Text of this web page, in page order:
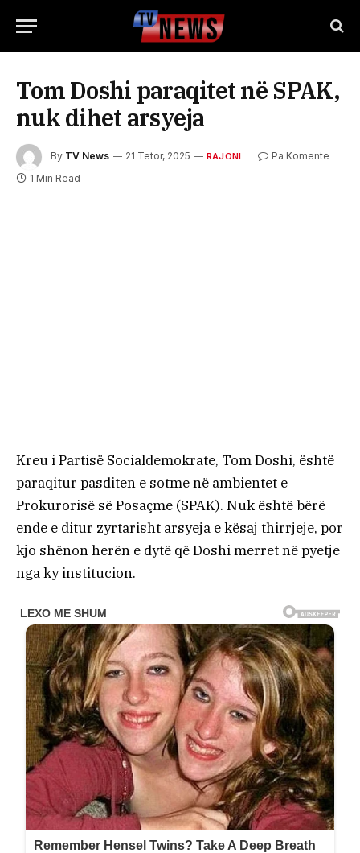
Tom Doshi paraqitet në SPAK,
nuk dihet arsyeja
By TV News 21 Tetor, 2025 RAJONI
Pa Komente
1 Min Read
Kreu i Partisë Socialdemokrate, Tom Doshi, është
paraqitur pasditen e sotme në ambientet e
Prokurorisë së Posaçme (SPAK). Nuk është bërë
ende e ditur zyrtarisht arsyeja e kësaj thirrjeje, por
kjo shënon herën e dytë që Doshi merret në pyetje
nga ky institucion.